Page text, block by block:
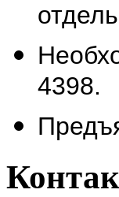
4398.